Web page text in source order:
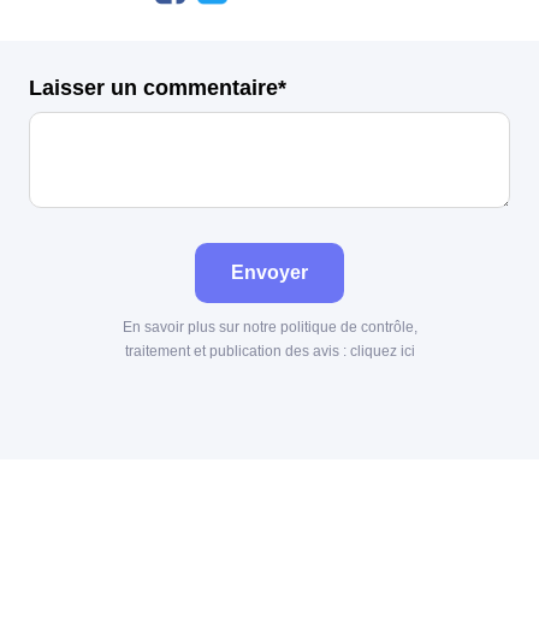
Laisser un commentaire*
Envoyer
En savoir plus sur notre politique de contrôle,
traitement et publication des avis : cliquez ici